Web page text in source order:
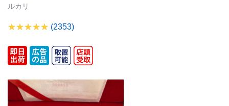
ルカリ
(2353)